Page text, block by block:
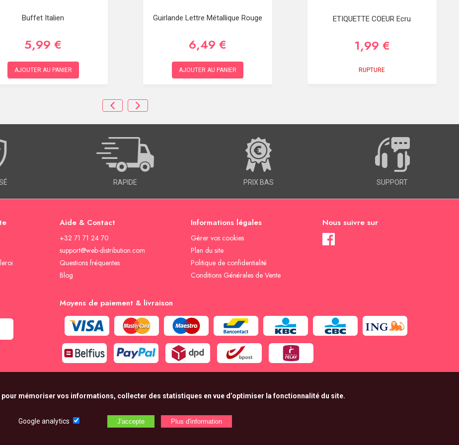
Buffet Italien
5,99 €
AJOUTER AU PANIER
Guirlande Lettre Métallique Rouge
6,49 €
AJOUTER AU PANIER
ETIQUETTE COEUR Ecru
1,99 €
RUPTURE
RAPIDE PRIX BAS SUPPORT
Aide & Contact
+32 71 71 24 70
support@web-distribution.com
Questions fréquentes
Blog
Informations légales
Gèrer vos cookies
Plan du site
Politique de confidentialité
Conditions Générales de Vente
Nous suivre sur
Moyens de paiement & livraison
mémoriser vos informations, collecter des statistiques en vue d’optimiser la fonctionnalité du site.
Google analytics